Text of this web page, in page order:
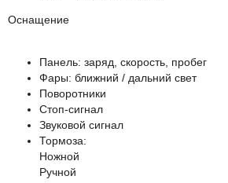
Оснащение
Панель: заряд, скорость, пробег
Фары: ближний / дальний свет
Поворотники
Стоп-сигнал
Звуковой сигнал
Тормоза:
Ножной
Ручной